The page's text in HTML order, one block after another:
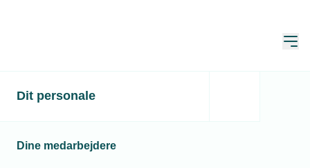
Dit personale
Dine medarbejdere
Søg